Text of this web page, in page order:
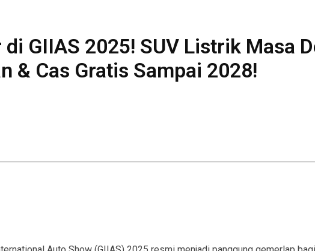
GIIAS 2025! SUV Listrik Masa
& Cas Gratis Sampai 2028!